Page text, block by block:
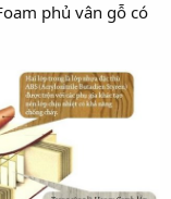
phủ vân gỗ có